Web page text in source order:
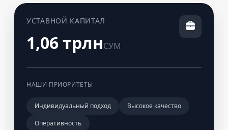
УСТАВНОЙ КАПИТАЛ
1,06 трлнСУМ
НАШИ ПРИОРИТЕТЫ
Индивидуальный подход
Высокое качество
Оперативность